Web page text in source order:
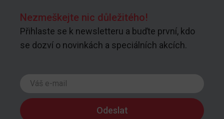
Nezmeškejte nic důležitého!
Přihlaste se k newsletteru a buďte první, kdo
se dozví o novinkách a speciálních akcích.